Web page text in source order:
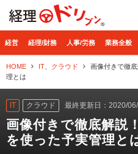
経営 経理/財務 人事/労務 業務全般
HOME IT クラウド
画像付きで徹
理とは
IT クラウド 最終更新日：2020/
画像付きで徹底解説
を使った予実管理と